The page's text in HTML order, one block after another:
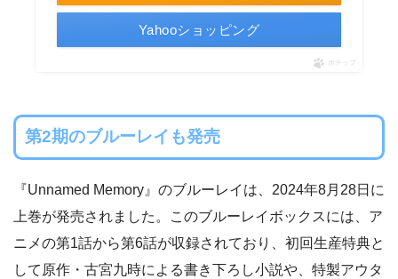
Yahooショッピング
ポチップ
第2期のブルーレイも発売
『Unnamed Memory』のブルーレイは、2024年8月28日に
上巻が発売されました。このブルーレイボックスには、ア
ニメの第1話から第6話が収録されており、初回生産特典と
して原作・古宮九時による書き下ろし小説や、特製アウタ